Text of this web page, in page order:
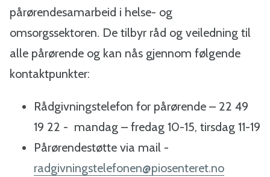
pårørendesamarbeid i helse- og
omsorgssektoren. De tilbyr råd og veiledning til
alle pårørende og kan nås gjennom følgende
kontaktpunkter:
Rådgivningstelefon for pårørende – 22 49
19 22 - mandag – fredag 10-15, tirsdag 11-19
Pårørendestøtte via mail -
radgivningstelefonen@piosenteret.no